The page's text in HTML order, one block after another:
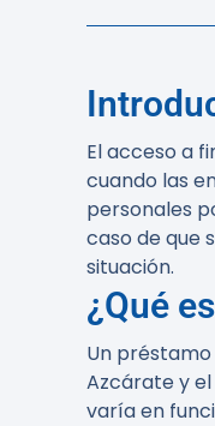
El acceso a
cuando las
personales
caso de que
situación.
¿Qué
Un préstamo
Azcárate y
varía en